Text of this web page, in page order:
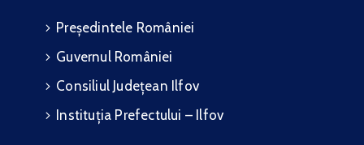
Președintele României
Guvernul României
Consiliul Județean Ilfov
Instituția Prefectului – Ilfov